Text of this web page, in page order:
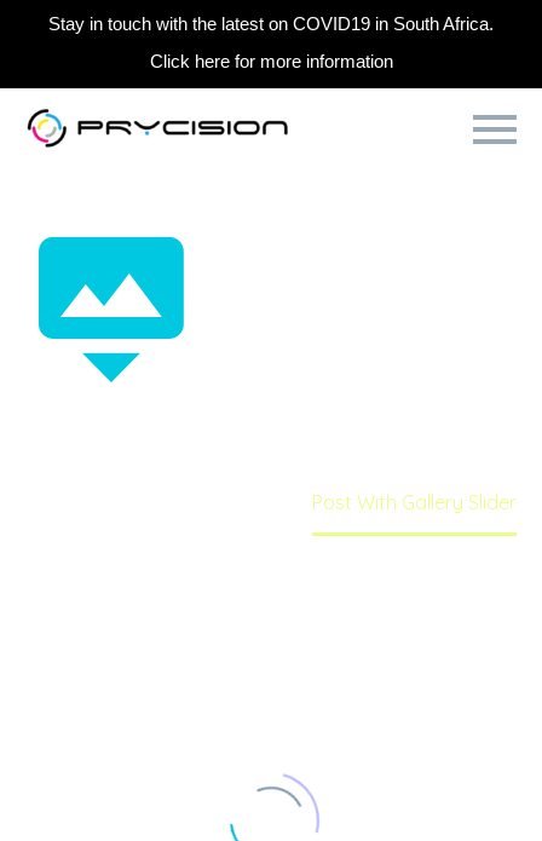
Stay in touch with the latest on COVID19 in South Africa.
Click here for more information


Post With Gallery Slider